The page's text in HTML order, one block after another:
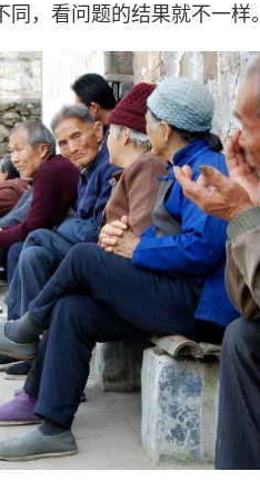
，看问题的结果就不一样。